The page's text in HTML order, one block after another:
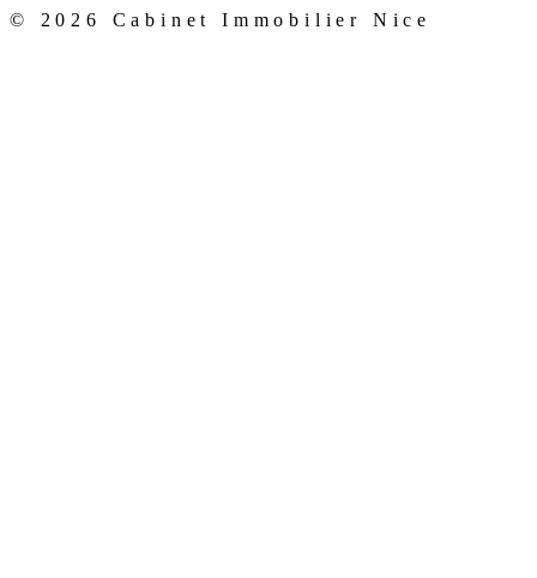
© 2026 Cabinet Immobilier Nice